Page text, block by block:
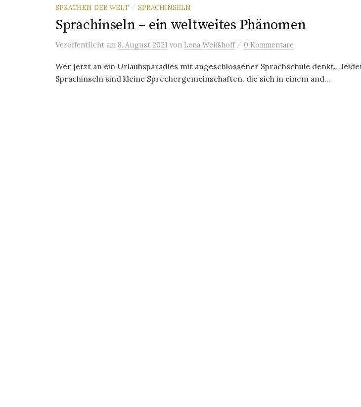
SPRACHEN DER WELT / SPRACHINSELN
Sprachinseln – ein weltweites Phänomen
Veröffentlicht am 8. August 2021 von Lena Weißhoff / 0 Kommentare
Wer jetzt an ein Urlaubsparadies mit angeschlossener Sprachschule denkt…
Sprachinseln sind kleine Sprechergemeinschaften, die sich in einem and...